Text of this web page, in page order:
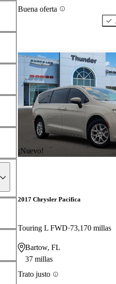
Buena oferta
¡Nuevo!
2017 Chrysler Pacifica
Touring L FWD 73,170 millas
Bartow, FL
37 millas
Trato justo